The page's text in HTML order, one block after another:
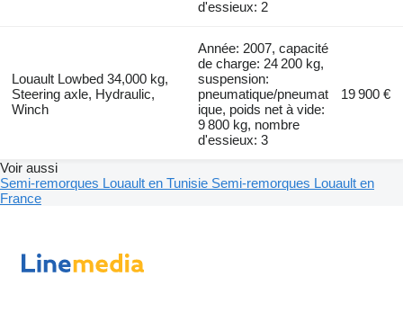
d'essieux: 2
Louault Lowbed 34,000 kg,
Steering axle, Hydraulic,
Winch
Année: 2007, capacité
de charge: 24 200 kg,
suspension:
pneumatique/pneumat
ique, poids net à vide:
9 800 kg, nombre
d'essieux: 3
19 900 €
Voir aussi
Semi-remorques Louault en Tunisie Semi-remorques Louault en
France